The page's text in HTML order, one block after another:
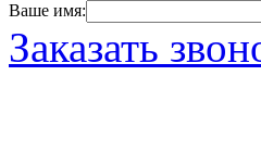
Ваше имя:
Заказать